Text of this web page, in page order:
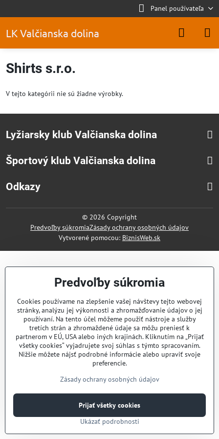
Panel používateľa
LK Valčianska dolina
Shirts s.r.o.
V tejto kategórii nie sú žiadne výrobky.
Lyžiarsky klub Valčianska dolina
Športový klub Valčianska dolina
Odkazy
© 2026 Copyright
Predvoľby súkromiaZásady ochrany osobných údajov
Vytvorené pomocou: BiznisWeb.sk
Predvoľby súkromia
Cookies používame na zlepšenie vašej návštevy tejto webovej
stránky, analýzu jej výkonnosti a zhromažďovanie údajov o jej
používaní. Na tento účel môžeme použiť nástroje a služby
tretích strán a zhromaždené údaje sa môžu preniesť k
partnerom v EÚ, USA alebo iných krajinách. Kliknutím na „Prijať
všetky cookies“ vyjadrujete svoj súhlas s týmto spracovaním.
Nižšie môžete nájsť podrobné informácie alebo upraviť svoje
preferencie.
Zásady ochrany osobných údajov
Ukázať podrobnosti
Prijať všetky cookies